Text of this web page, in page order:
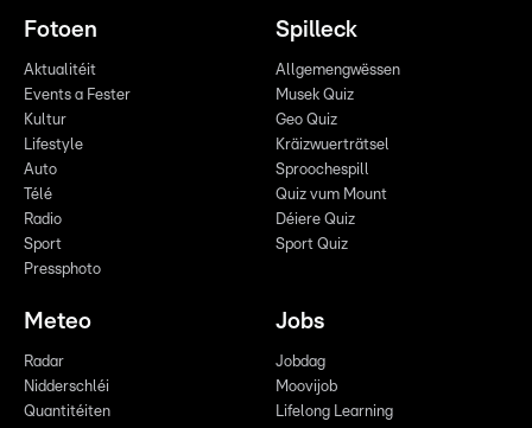
Fotoen
Aktualitéit
Events a Fester
Kultur
Lifestyle
Auto
Télé
Radio
Sport
Pressphoto
Spilleck
Allgemengwëssen
Musek Quiz
Geo Quiz
Kräizwuerträtsel
Sproochespill
Quiz vum Mount
Déiere Quiz
Sport Quiz
Meteo
Radar
Nidderschléi
Quantitéiten
Jobs
Jobdag
Moovijob
Lifelong Learning